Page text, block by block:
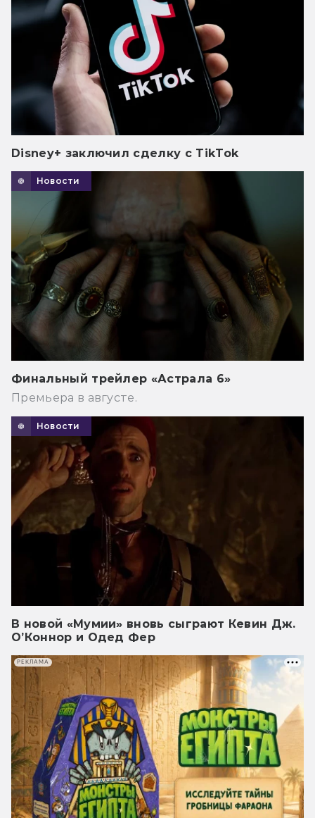
Disney+ заключил сделку с TikTok
Новости
Финальный трейлер «Астрала 6»
Премьера в августе.
Новости
В новой «Мумии» вновь сыграют Кевин Дж.
О’Коннор и Одед Фер
РЕКЛАМА